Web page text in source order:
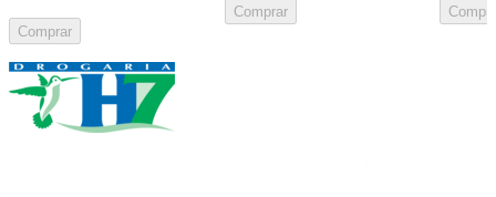
Comprar
Comprar